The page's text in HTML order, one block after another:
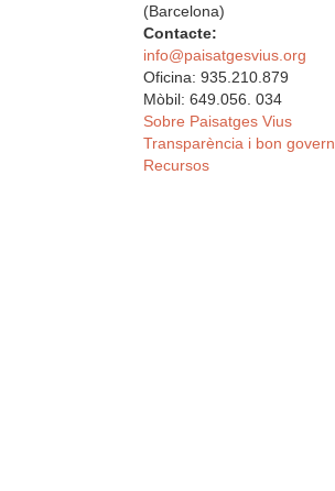
(Barcelona)
Contacte:
info@paisatgesvius.org
Oficina: 935.210.879
Mòbil: 649.056. 034
Sobre Paisatges Vius
Transparència i bon govern
Recursos